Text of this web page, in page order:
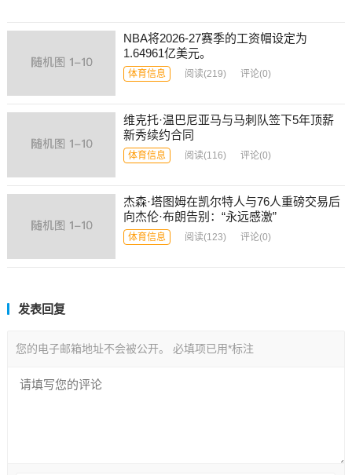
NBA将2026-27赛季的工资帽设定为
1.64961亿美元。
体育信息 阅读(219) 评论(0)
维克托·温巴尼亚马与马刺队签下5年顶薪
新秀续约合同
体育信息 阅读(116) 评论(0)
杰森·塔图姆在凯尔特人与76人重磅交易后
向杰伦·布朗告别：“永远感激”
体育信息 阅读(123) 评论(0)
发表回复
您的电子邮箱地址不会被公开。 必填项已用*标注